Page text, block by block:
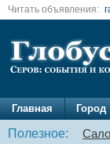
Читать объявления:
Главная Город
Полезное: